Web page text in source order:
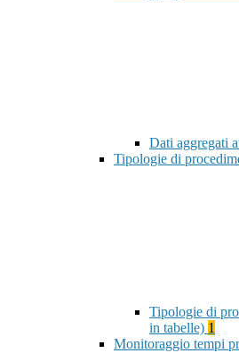
Dati aggregati
Tipologie di
Tipologie di
in tabelle) 1
Monitoraggio tempi